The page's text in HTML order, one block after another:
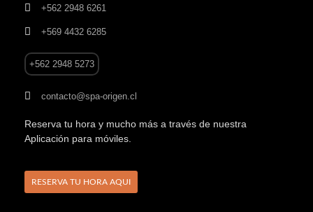
+562 2948 6261
+569 4432 6285
+562 2948 5273
contacto@spa-origen.cl
Reserva tu hora y mucho más a través de nuestra
Aplicación para móviles.
RESERVA TU HORA AQUI